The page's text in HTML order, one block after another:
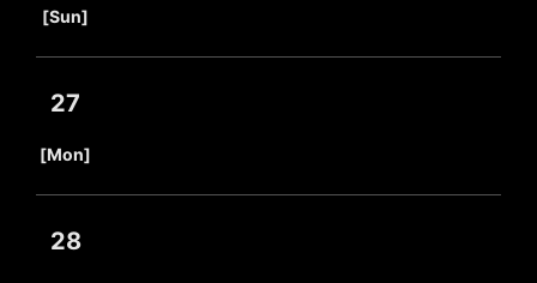
[Sun]
27
[Mon]
28